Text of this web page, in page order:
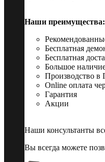
Наши преимущества:
Бесплатная
Бесплатная
Большое
Производство в
Online оплата
Гарантия
Акции
Наши консультанты
Вы всегда можете